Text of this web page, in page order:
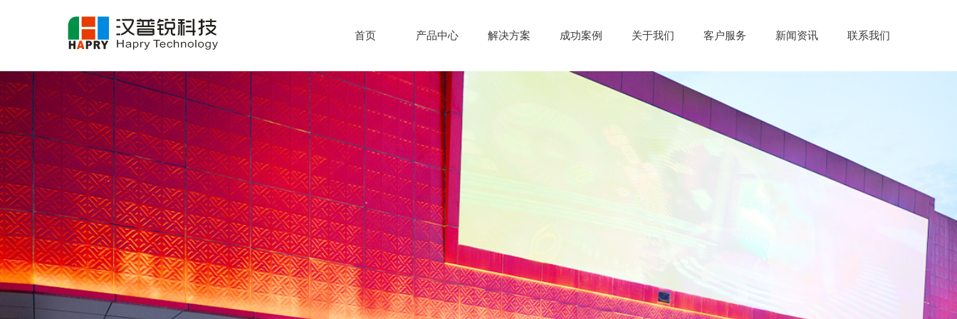
首页 产品中心 解决方案 成功案例 关于我们 客户服务 新闻资讯 联系我们